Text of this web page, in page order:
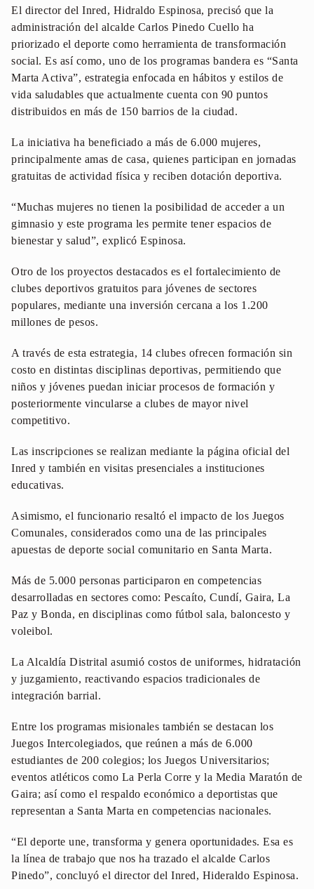
El director del Inred, Hidraldo Espinosa, precisó que la
administración del alcalde Carlos Pinedo Cuello ha
priorizado el deporte como herramienta de transformación
social. Es así como, uno de los programas bandera es “Santa
Marta Activa”, estrategia enfocada en hábitos y estilos de
vida saludables que actualmente cuenta con 90 puntos
distribuidos en más de 150 barrios de la ciudad.
La iniciativa ha beneficiado a más de 6.000 mujeres,
principalmente amas de casa, quienes participan en jornadas
gratuitas de actividad física y reciben dotación deportiva.
“Muchas mujeres no tienen la posibilidad de acceder a un
gimnasio y este programa les permite tener espacios de
bienestar y salud”, explicó Espinosa.
Otro de los proyectos destacados es el fortalecimiento de
clubes deportivos gratuitos para jóvenes de sectores
populares, mediante una inversión cercana a los 1.200
millones de pesos.
A través de esta estrategia, 14 clubes ofrecen formación sin
costo en distintas disciplinas deportivas, permitiendo que
niños y jóvenes puedan iniciar procesos de formación y
posteriormente vincularse a clubes de mayor nivel
competitivo.
Las inscripciones se realizan mediante la página oficial del
Inred y también en visitas presenciales a instituciones
educativas.
Asimismo, el funcionario resaltó el impacto de los Juegos
Comunales, considerados como una de las principales
apuestas de deporte social comunitario en Santa Marta.
Más de 5.000 personas participaron en competencias
desarrolladas en sectores como: Pescaíto, Cundí, Gaira, La
Paz y Bonda, en disciplinas como fútbol sala, baloncesto y
voleibol.
La Alcaldía Distrital asumió costos de uniformes, hidratación
y juzgamiento, reactivando espacios tradicionales de
integración barrial.
Entre los programas misionales también se destacan los
Juegos Intercolegiados, que reúnen a más de 6.000
estudiantes de 200 colegios; los Juegos Universitarios;
eventos atléticos como La Perla Corre y la Media Maratón de
Gaira; así como el respaldo económico a deportistas que
representan a Santa Marta en competencias nacionales.
“El deporte une, transforma y genera oportunidades. Esa es
la línea de trabajo que nos ha trazado el alcalde Carlos
Pinedo”, concluyó el director del Inred, Hideraldo Espinosa.